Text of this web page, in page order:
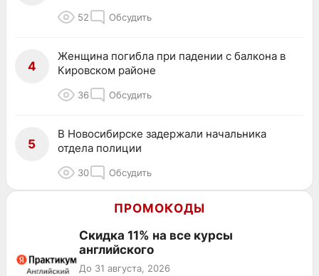
52 Обсудить
4
Женщина погибла при падении с балкона в
Кировском районе
36 Обсудить
5
В Новосибирске задержали начальника
отдела полиции
30 Обсудить
ПРОМОКОДЫ
Скидка 11% на все курсы
английского
До 31 августа, 2026